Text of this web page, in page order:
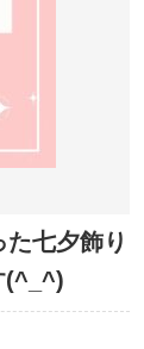
七夕飾り
(^_^)